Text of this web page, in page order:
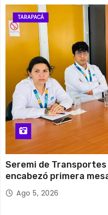
12 de agosto
Miércoles
13 de agosto
Jueves
TARAPACÁ
Seremi de
encabezó primera
retiro de cables en
Ago 5, 2026